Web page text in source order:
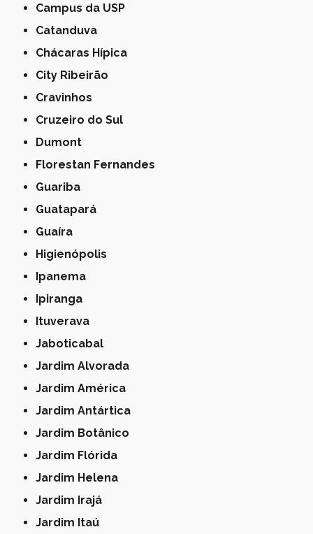
Campus da USP
Catanduva
Chácaras Hípica
City Ribeirão
Cravinhos
Cruzeiro do Sul
Dumont
Florestan Fernandes
Guariba
Guatapará
Guaíra
Higienópolis
Ipanema
Ipiranga
Ituverava
Jaboticabal
Jardim Alvorada
Jardim América
Jardim Antártica
Jardim Botânico
Jardim Flórida
Jardim Helena
Jardim Irajá
Jardim Itaú